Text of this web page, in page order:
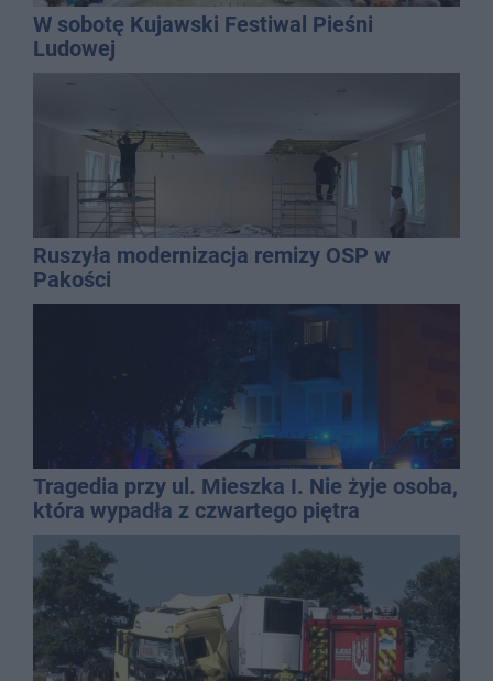
W sobotę Kujawski Festiwal Pieśni
Ludowej
Ruszyła modernizacja remizy OSP w
Pakości
Tragedia przy ul. Mieszka I. Nie żyje osoba,
która wypadła z czwartego piętra